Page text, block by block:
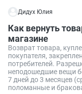
Дидух Юлия
Как вернуть
магазине
Возврат товара,
покупателя,
потребителей.
неподошедшие вещи
7 дней до 3 месяцев
поломанные и